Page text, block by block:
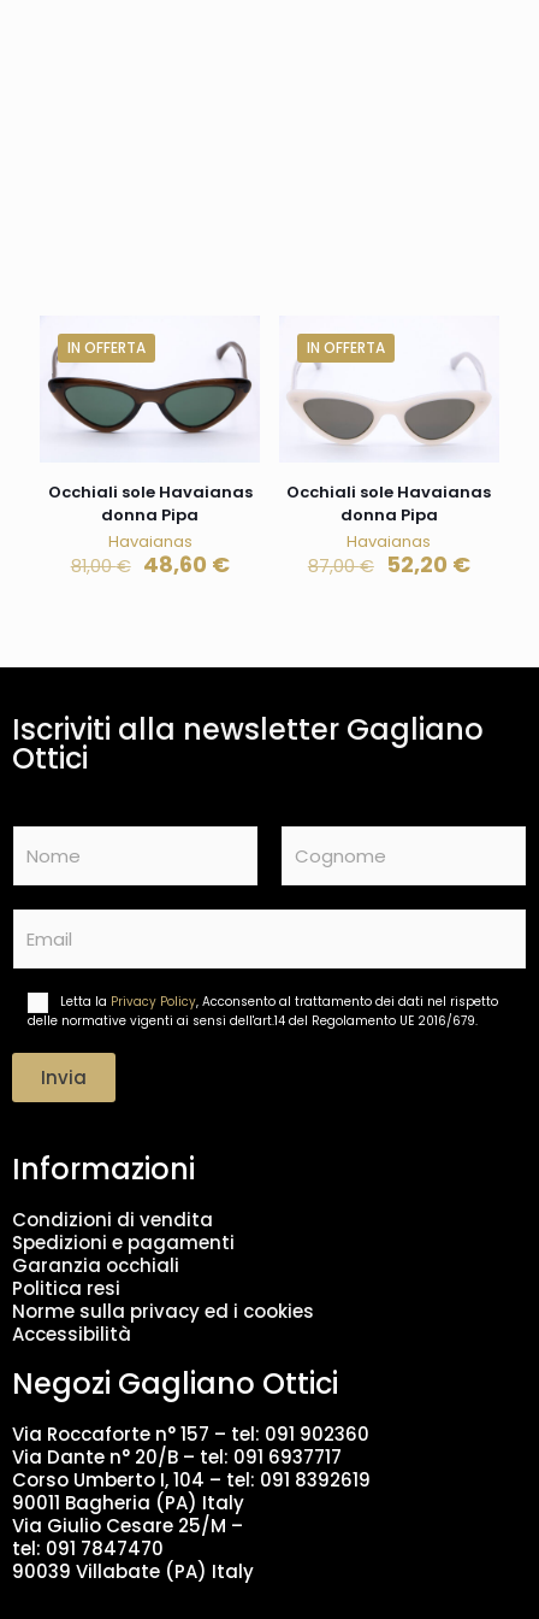
IN OFFERTA
Occhiali sole Havaianas
donna Pipa
Havaianas
81,00€ 48,60 €
IN OFFERTA
Occhiali sole Havaianas
donna Pipa
Havaianas
87,00€ 52,20 €
Iscriviti alla newsletter Gagliano
Ottici
m
Nome Cognome
a
e
o
d
a
t
i
*
Letta la Privacy Policy, Acconsento al trattamento dei dati nel rispetto
delle normative vigenti ai sensi dell'art.14 del Regolamento UE 2016/679.
Invia
Informazioni
Condizioni di vendita
Spedizioni e pagamenti
Garanzia occhiali
Politica resi
Norme sulla privacy ed i cookies
Accessibilità
Negozi Gagliano Ottici
Via Roccaforte n° 157 – tel: 091 902360
Via Dante n° 20/B – tel: 091 6937717
Corso Umberto I, 104 – tel: 091 8392619
90011 Bagheria (PA) Italy
Via Giulio Cesare 25/M –
tel: 091 7847470
90039 Villabate (PA) Italy